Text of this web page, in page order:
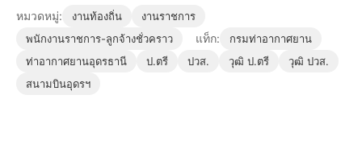
หมวดหมู่: งานท้องถิ่น
งานราชการ
พนักงานราชการ-ลูกจ้างชั่วคราว
แท็ก:
กรมท่าอากาศยาน
ท่าอากาศยานอุดรธานี
ป.ตรี ปวส. วุฒิ ป.ตรี
วุฒิ ปวส.
สนามบินอุดรฯ